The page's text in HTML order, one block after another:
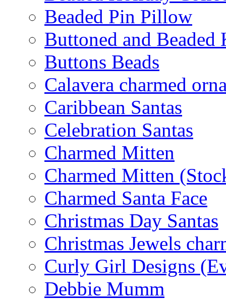
Beaded Pin Pillow
Buttoned and Beaded
Buttons Beads
Calavera charmed
Caribbean Santas
Celebration Santas
Charmed Mitten
Charmed Mitten
Charmed Santa Face
Christmas Day Santas
Christmas Jewels
Curly Girl Designs
Debbie Mumm